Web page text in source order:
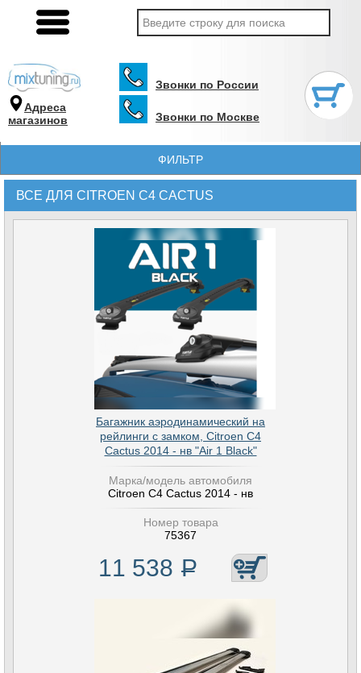
Адреса
магазинов
Звонки по России
Звонки по Москве
ФИЛЬТР
ВСЕ ДЛЯ CITROEN C4 CACTUS
Багажник аэродинамический на
рейлинги с замком, Citroen C4
Cactus 2014 - нв "Air 1 Black"
Марка/модель автомобиля
Citroen C4 Cactus 2014 - нв
Номер товара
75367
11 538 Р